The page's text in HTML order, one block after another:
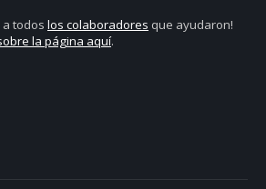
todos los colaboradores que ayudaron!
la página aquí.